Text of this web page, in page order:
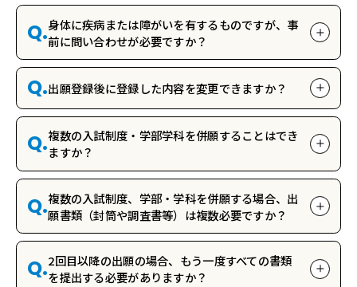
Q.身体に疾病または障がいを有するものですが、事
前に問い合わせが必要ですか？
Q.出願登録後に登録した内容を変更できますか？
Q.複数の入試制度・学部学科を併願することはでき
ますか？
Q.複数の入試制度、学部・学科を併願する場合、出
願書類（封筒や調査書等）は複数必要ですか？
Q.2回目以降の出願の場合、もう一度すべての書類
を提出する必要がありますか？